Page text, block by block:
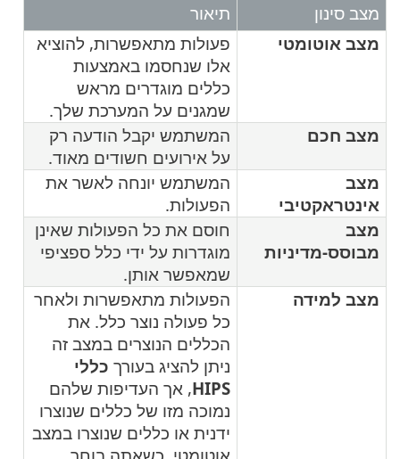
מצב סינון
תיאור
מצב אוטומטי
פעולות מתאפשרות, להוציא
אלו שנחסמו באמצעות
כללים מוגדרים מראש
שמגנים על המערכת שלך.
מצב חכם
המשתמש יקבל הודעה רק
על אירועים חשודים מאוד.
מצב
אינטראקטיבי
המשתמש יונחה לאשר את
הפעולות.
מצב
מבוסס-מדיניות
חוסם את כל הפעולות שאינן
מוגדרות על ידי כלל ספציפי
שמאפשר אותן.
מצב למידה
הפעולות מתאפשרות ולאחר
כל פעולה נוצר כלל. את
הכללים הנוצרים במצב זה
ניתן להציג בעורך כללי
HIPS, אך העדיפות שלהם
נמוכה מזו של כללים שנוצרו
ידנית או כללים שנוצרו במצב